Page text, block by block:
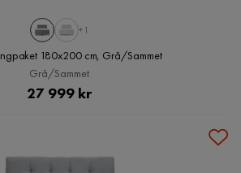
+1
180x200 cm, Grå/Sammet
Grå/Sammet
Pris
27 999 kr